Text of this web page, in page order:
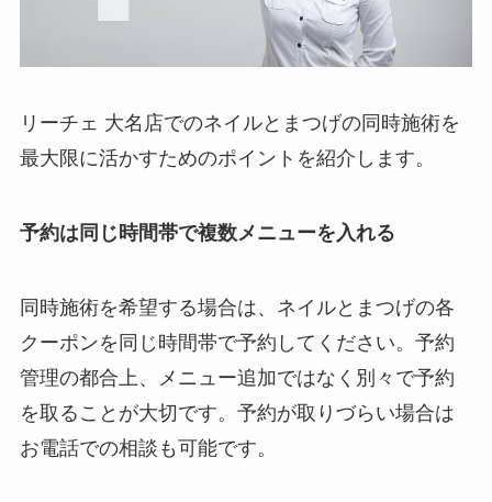
リーチェ 大名店でのネイルとまつげの同時施術を
最大限に活かすためのポイントを紹介します。
予約は同じ時間帯で複数メニューを入れる
同時施術を希望する場合は、ネイルとまつげの各
クーポンを同じ時間帯で予約してください。予約
管理の都合上、メニュー追加ではなく別々で予約
を取ることが大切です。予約が取りづらい場合は
お電話での相談も可能です。